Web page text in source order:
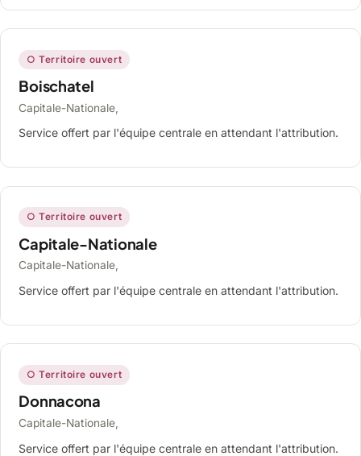
○ Territoire ouvert
Boischatel
Capitale-Nationale,
Service offert par l'équipe centrale en attendant l'attribution.
○ Territoire ouvert
Capitale-Nationale
Capitale-Nationale,
Service offert par l'équipe centrale en attendant l'attribution.
○ Territoire ouvert
Donnacona
Capitale-Nationale,
Service offert par l'équipe centrale en attendant l'attribution.